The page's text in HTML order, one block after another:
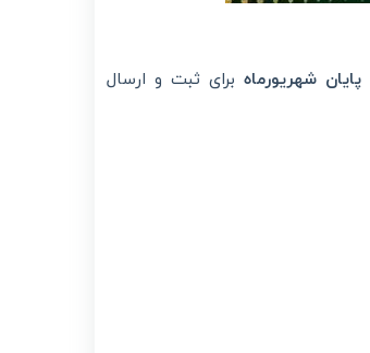
پایان شهریورماهبرای ثبت و ارسال